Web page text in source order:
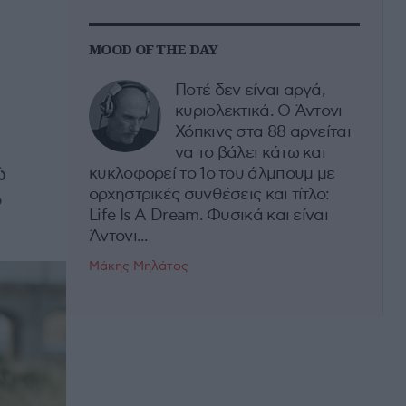
MOOD OF THE DAY
Ποτέ δεν είναι αργά,
κυριολεκτικά. Ο Άντονι
Χόπκινς στα 88 αρνείται
να το βάλει κάτω και
κυκλοφορεί το 1ο του άλμπουμ με
ορχηστρικές συνθέσεις και τίτλο:
Life Is A Dream. Φυσικά και είναι
Άντονι...
Μάκης Μηλάτος